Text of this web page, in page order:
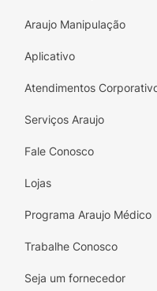
Araujo Manipulação
Aplicativo
Atendimentos
Serviços Araujo
Fale Conosco
Lojas
Programa Araujo Médico
Trabalhe Conosco
Seja um fornecedor